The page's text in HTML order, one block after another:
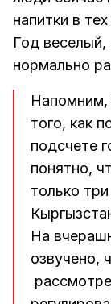
напитки в
Год веселый,
нормально
Напомним,
того, как
подсчете
понятно,
только
На
озвучено,